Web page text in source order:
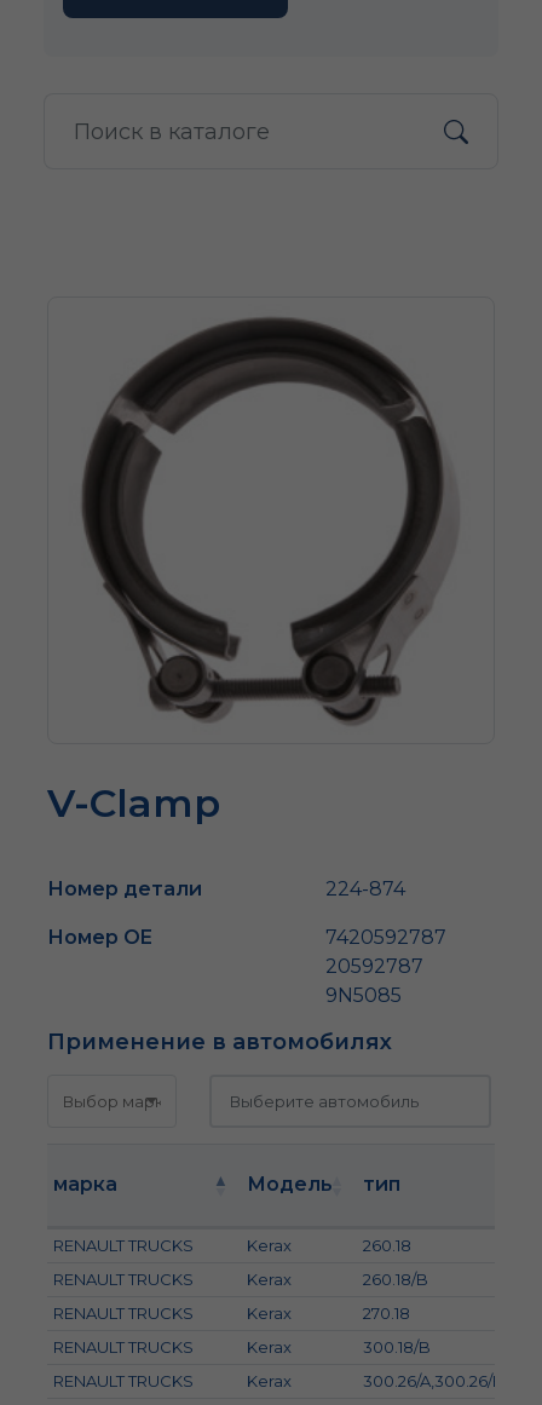
V-Clamp
Номер детали 224-874
Номер OE
7420592787
20592787
9N5085
Применение в автомобилях
марка Модель тип
RENAULT TRUCKS Kerax
260.18
RENAULT TRUCKS
Kerax
260.18/B
RENAULT TRUCKS
Kerax
270.18
RENAULT TRUCKS
Kerax
300.18/B
RENAULT TRUCKS
Kerax
300.26/A,300.26/B